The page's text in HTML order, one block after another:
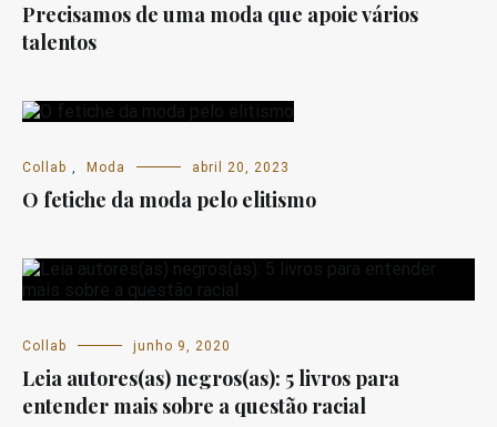
Precisamos de uma moda que apoie vários
talentos
Collab , Moda abril 20, 2023
O fetiche da moda pelo elitismo
Collab junho 9, 2020
Leia autores(as) negros(as): 5 livros para
entender mais sobre a questão racial